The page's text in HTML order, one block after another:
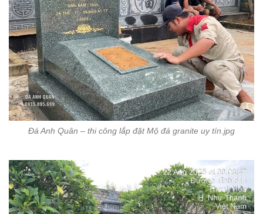
Đá Anh Quân – thi công lắp đặt Mộ đá granite uy tín.jpg